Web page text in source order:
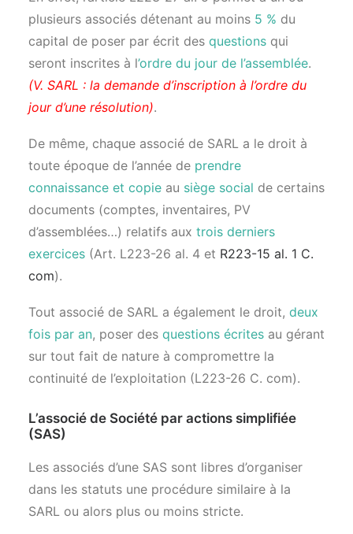
plusieurs associés détenant au moins 5 % du
capital de poser par écrit des questions qui
seront inscrites à l’ordre du jour de l’assemblée.
(V. SARL : la demande d’inscription à l’ordre du
jour d’une résolution).
De même, chaque associé de SARL a le droit à
toute époque de l’année de prendre
connaissance et copie au siège social de certains
documents (comptes, inventaires, PV
d’assemblées…) relatifs aux trois derniers
exercices (Art. L223-26 al. 4 et R223-15 al. 1 C.
com).
Tout associé de SARL a également le droit, deux
fois par an, poser des questions écrites au gérant
sur tout fait de nature à compromettre la
continuité de l’exploitation (L223-26 C. com).
L’associé de Société par actions simplifiée
(SAS)
Les associés d’une SAS sont libres d’organiser
dans les statuts une procédure similaire à la
SARL ou alors plus ou moins stricte.